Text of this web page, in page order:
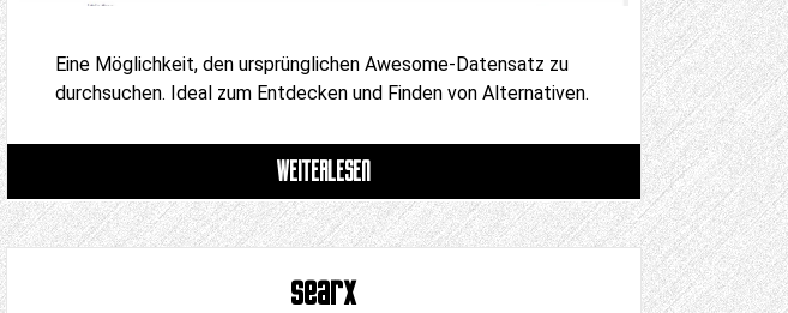
Eine Möglichkeit, den ursprünglichen Awesome-Datensatz zu
durchsuchen. Ideal zum Entdecken und Finden von Alternativen.
WEITERLESEN
searx